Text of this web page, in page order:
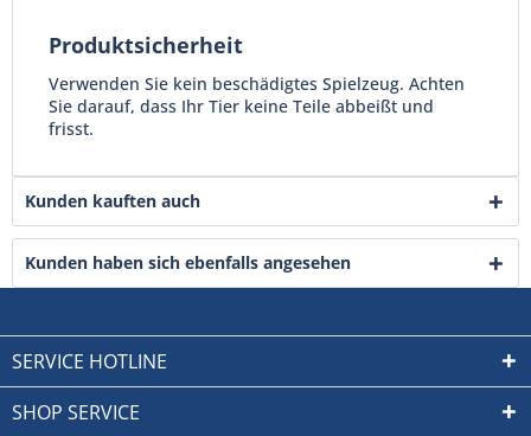
Produktsicherheit
Verwenden Sie kein beschädigtes Spielzeug. Achten
Sie darauf, dass Ihr Tier keine Teile abbeißt und
frisst.
Kunden kauften auch
Kunden haben sich ebenfalls angesehen
SERVICE HOTLINE
SHOP SERVICE